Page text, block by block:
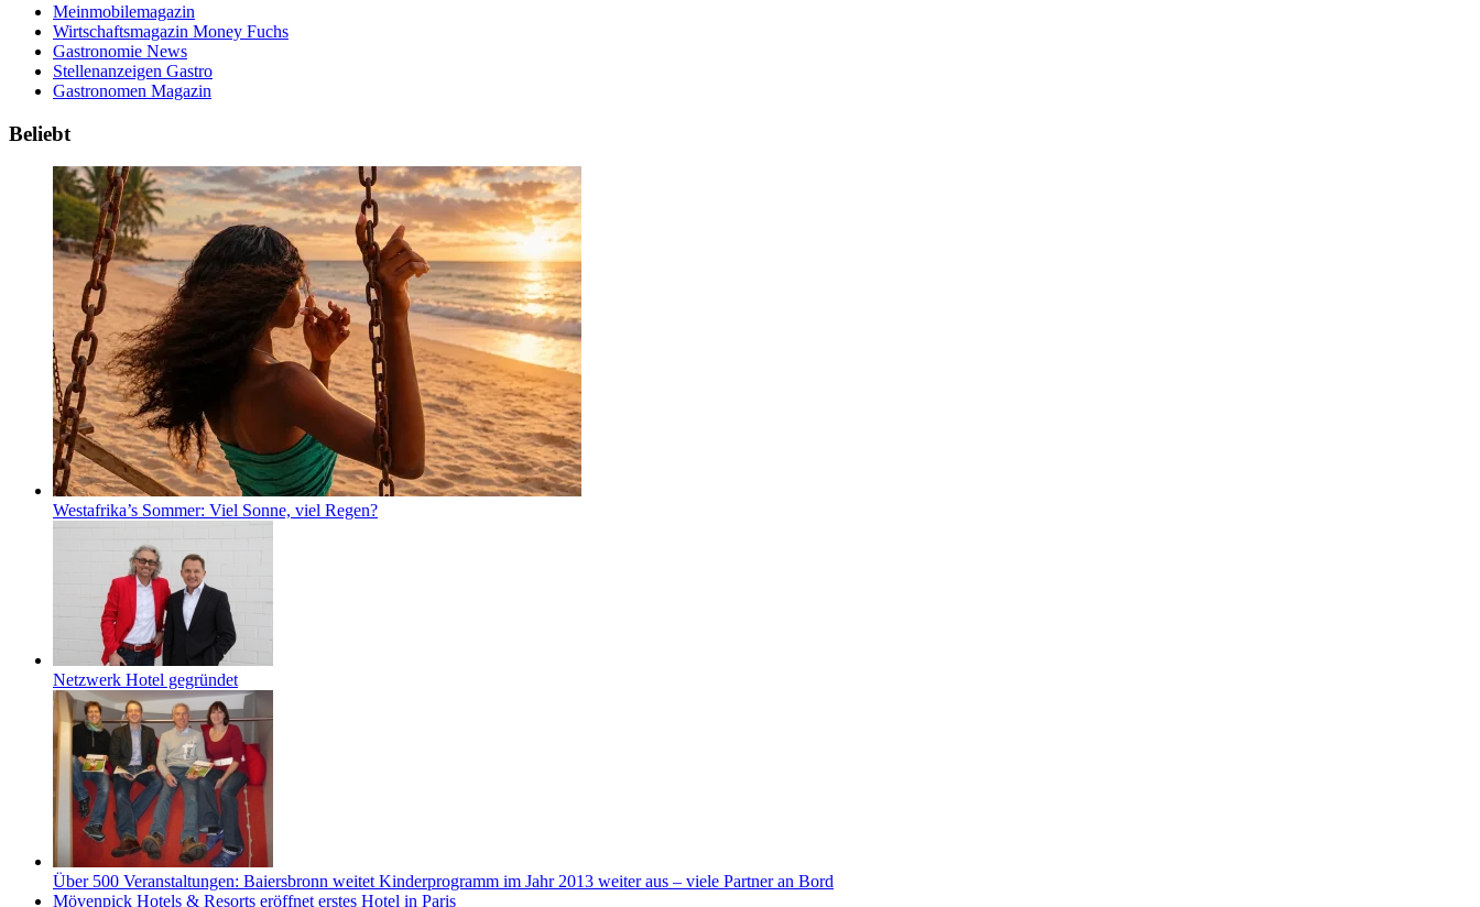
Meinmobilemagazin
Wirtschaftsmagazin Money Fuchs
Gastronomie News
Stellenanzeigen Gastro
Gastronomen Magazin
Beliebt
Westafrika’s Sommer: Viel Sonne, viel Regen?
Netzwerk Hotel gegründet
Über 500 Veranstaltungen: Baiersbronn weitet Kinderprogramm im Jahr 2013 weiter aus – viele Partner an Bord
Mövenpick Hotels & Resorts eröffnet erstes Hotel in Paris